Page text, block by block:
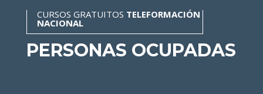
CURSOS GRATUITOS TELEFORMACIÓN
NACIONAL
PERSONAS OCUPADAS